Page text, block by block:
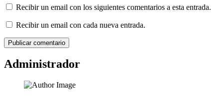
Recibir un email con los siguientes comentarios a esta entrada.
Recibir un email con cada nueva entrada.
Administrador